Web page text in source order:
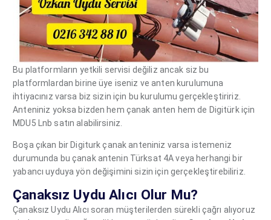
Bu platformların yetkili servisi değiliz ancak siz bu
platformlardan birine üye iseniz ve anten kurulumuna
ihtiyacınız varsa biz sizin için bu kurulumu gerçekleştiririz.
Anteniniz yoksa bizden hem çanak anten hem de Digitürk için
MDU5 Lnb satın alabilirsiniz.
Boşa çıkan bir Digiturk çanak anteniniz varsa istemeniz
durumunda bu çanak antenin Türksat 4A veya herhangi bir
yabancı uyduya yön değişimini sizin için gerçekleştirebiliriz.
Çanaksız Uydu Alıcı Olur Mu?
Çanaksız Uydu Alıcı soran müşterilerden sürekli çağrı alıyoruz